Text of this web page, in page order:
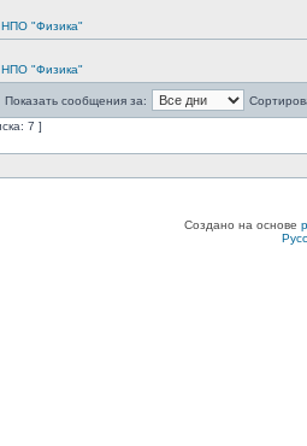
НПО "Физика"
НПО "Физика"
Показать сообщения за:
7 ]
Создано на основе